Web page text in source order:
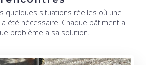
quelques situations réelles où une
été nécessaire. Chaque bâtiment a
problème a sa solution.